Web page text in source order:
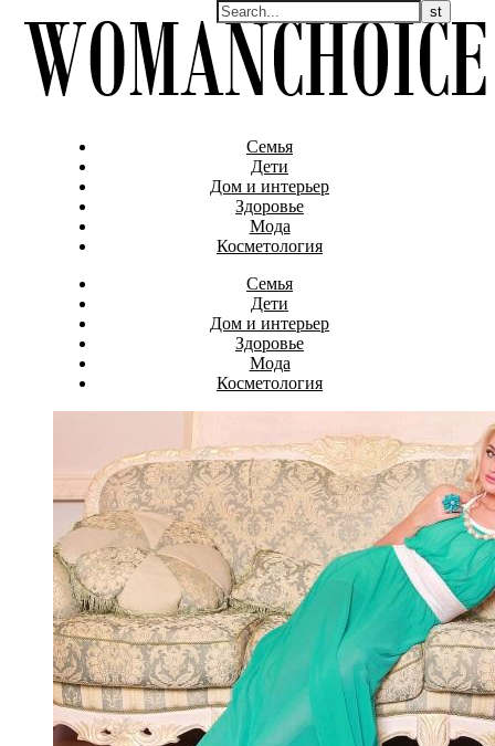
Семья
Дети
Дом и интерьер
Здоровье
Мода
Косметология
Семья
Дети
Дом и интерьер
Здоровье
Мода
Косметология